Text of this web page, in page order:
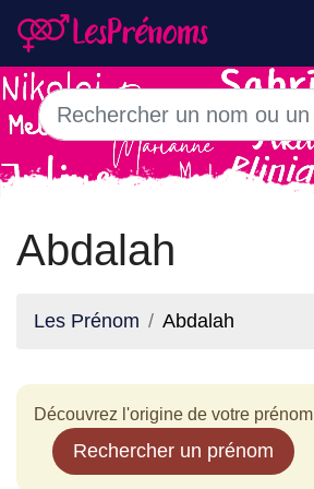
Abdalah
Les Prénom Abdalah
Découvrez l'origine de votre prénom
Rechercher un prénom